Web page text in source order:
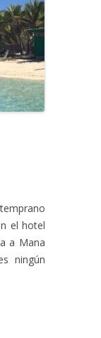
el hotel
a Mana
ningún